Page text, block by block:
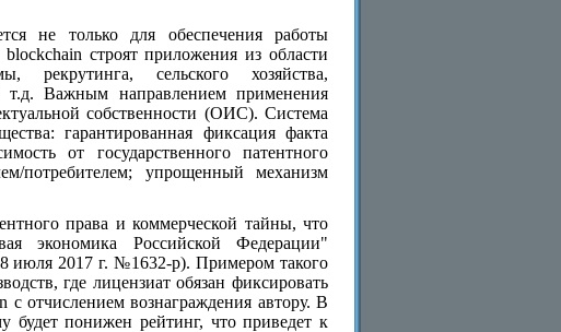
не только для обеспечения работы
строят приложения из области
рекрутинга, сельского хозяйства,
т.д. Важным направлением применения
собственности (ОИС). Система
гарантированная фиксация факта
от государственного патентного
потребителем; упрощенный механизм
права и коммерческой тайны, что
экономика Российской Федерации"
июля 2017 г. №1632-р). Примером такого
где лицензиат обязан фиксировать
с отчислением вознаграждения автору. В
будет понижен рейтинг, что приведет к